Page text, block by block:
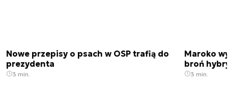
Nowe przepisy o psach w OSP trafią do
prezydenta
3 min.
Maroko
broń
3 min.